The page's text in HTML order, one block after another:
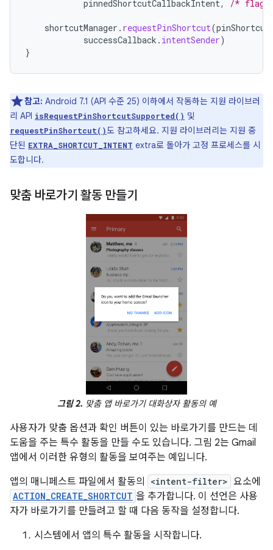
pinnedShortcutCallbackIntent, /*
shortcutManager . requestPinShortcut(
successCallback . intentSender)
}
참고: Android 7.1 (API 수준 25) 이하에서 작동하는 지원 라이브러
리 API isRequestPinShortcutSupported() 및
requestPinShortcut()도 참고하세요. 지원 라이브러리는 지원 중
단된 EXTRA_SHORTCUT_INTENT extra로 돌아가 고정 프로세스를 시
도합니다.
맞춤 바로가기 활동 만들기
그림 2. 맞춤 앱 바로가기 대화상자 활동의 예
사용자가 맞춤 옵션과 확인 버튼이 있는 바로가기를 만드는 데
도움을 주는 특수 활동을 만들 수도 있습니다. 그림 2는 Gmail
앱에서 이러한 유형의 활동을 보여주는 예입니다.
앱의 매니페스트 파일에서 활동의
<intent-filter> 요소에
ACTION_CREATE_SHORTCUT 을 추가합니다. 이 선언은 사용
자가 바로가기를 만들려고 할 때 다음 동작을 설정합니다.
시스템에서 앱의 특수 활동을 시작합니다.